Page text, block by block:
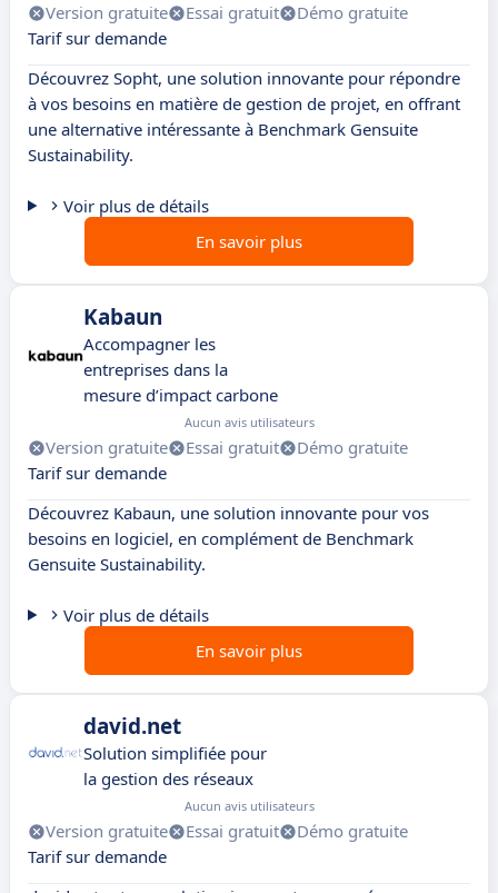
Version gratuite Essai gratuit
Démo gratuite
Tarif sur demande
Découvrez Sopht, une solution innovante pour répondre
à vos besoins en matière de gestion de projet, en offrant
une alternative intéressante à Benchmark Gensuite
Sustainability.
Voir plus de détails
En savoir plus
Kabaun
Accompagner les
entreprises dans la
mesure d’impact carbone
Aucun avis utilisateurs
Version gratuite Essai gratuit
Démo gratuite
Tarif sur demande
Découvrez Kabaun, une solution innovante pour vos
besoins en logiciel, en complément de Benchmark
Gensuite Sustainability.
Voir plus de détails
En savoir plus
david.net
Solution simplifiée pour
la gestion des réseaux
Aucun avis utilisateurs
Version gratuite Essai gratuit
Démo gratuite
Tarif sur demande